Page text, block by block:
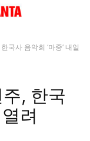
국사 음악회 ‘마중’ 내일
, 한국
려